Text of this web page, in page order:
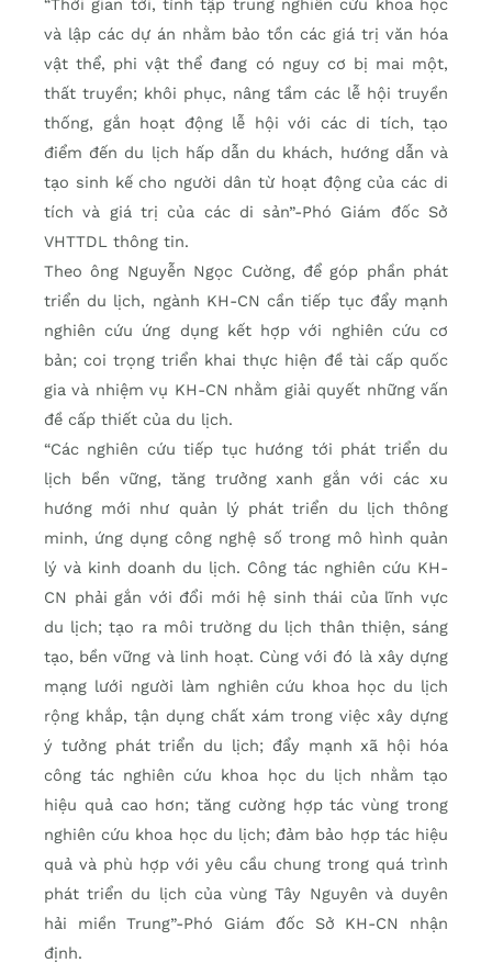
“Thời gian tới, tỉnh tập trung nghiên cứu khoa học
và lập các dự án nhằm bảo tồn các giá trị văn hóa
vật thể, phi vật thể đang có nguy cơ bị mai một,
thất truyền; khôi phục, nâng tầm các lễ hội truyền
thống, gắn hoạt động lễ hội với các di tích, tạo
điểm đến du lịch hấp dẫn du khách, hướng dẫn và
tạo sinh kế cho người dân từ hoạt động của các di
tích và giá trị của các di sản”-Phó Giám đốc Sở
VHTTDL thông tin.
Theo ông Nguyễn Ngọc Cường, để góp phần phát
triển du lịch, ngành KH-CN cần tiếp tục đẩy mạnh
nghiên cứu ứng dụng kết hợp với nghiên cứu cơ
bản; coi trọng triển khai thực hiện đề tài cấp quốc
gia và nhiệm vụ KH-CN nhằm giải quyết những vấn
đề cấp thiết của du lịch.
“Các nghiên cứu tiếp tục hướng tới phát triển du
lịch bền vững, tăng trưởng xanh gắn với các xu
hướng mới như quản lý phát triển du lịch thông
minh, ứng dụng công nghệ số trong mô hình quản
lý và kinh doanh du lịch. Công tác nghiên cứu KH-
CN phải gắn với đổi mới hệ sinh thái của lĩnh vực
du lịch; tạo ra môi trường du lịch thân thiện, sáng
tạo, bền vững và linh hoạt. Cùng với đó là xây dựng
mạng lưới người làm nghiên cứu khoa học du lịch
rộng khắp, tận dụng chất xám trong việc xây dựng
ý tưởng phát triển du lịch; đẩy mạnh xã hội hóa
công tác nghiên cứu khoa học du lịch nhằm tạo
hiệu quả cao hơn; tăng cường hợp tác vùng trong
nghiên cứu khoa học du lịch; đảm bảo hợp tác hiệu
quả và phù hợp với yêu cầu chung trong quá trình
phát triển du lịch của vùng Tây Nguyên và duyên
hải miền Trung”-Phó Giám đốc Sở KH-CN nhận
định.